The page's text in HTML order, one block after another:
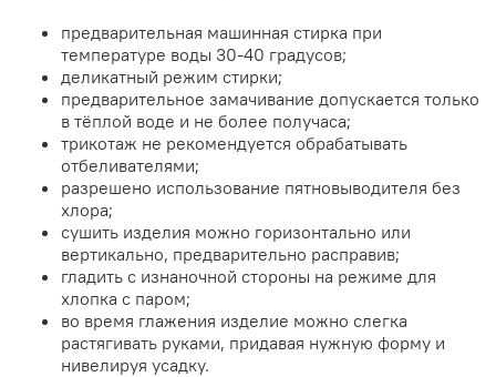
предварительная машинная стирка при
температуре воды 30-40 градусов;
деликатный режим стирки;
предварительное замачивание допускается только
в тёплой воде и не более получаса;
трикотаж не рекомендуется обрабатывать
отбеливателями;
разрешено использование пятновыводителя без
хлора;
сушить изделия можно горизонтально или
вертикально, предварительно расправив;
гладить с изнаночной стороны на режиме для
хлопка с паром;
во время глажения изделие можно слегка
растягивать руками, придавая нужную форму и
нивелируя усадку.